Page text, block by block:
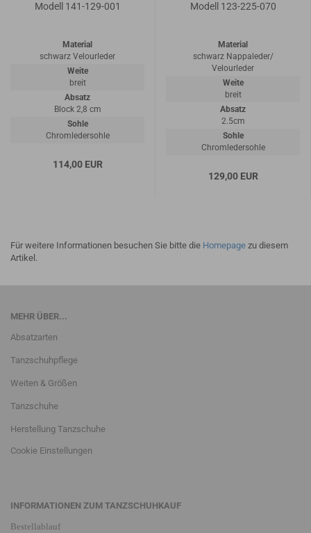
Modell 141-129-001
Material
schwarz Velourleder
Weite
breit
Absatz
Block 2,8 cm
Sohle
Chromledersohle
114,00 EUR
Modell 123-225-070
Material
schwarz Nappaleder/
Velourleder
Weite
breit
Absatz
2.5cm
Sohle
Chromledersohle
129,00 EUR
Für weitere Informationen besuchen Sie bitte die Homepage zu diesem
Artikel.
MEHR ÜBER...
Absatzarten
Tanzschuhpflege
Weiten & Größen
Tanzschuhe
Herstellung Tanzschuhe
Cookie Einstellungen
INFORMATIONEN ZUM TANZSCHUHKAUF
Bestellablauf